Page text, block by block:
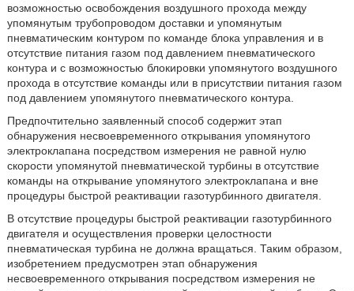
возможностью освобождения воздушного прохода между
упомянутым трубопроводом доставки и упомянутым
пневматическим контуром по команде блока управления и в
отсутствие питания газом под давлением пневматического
контура и с возможностью блокировки упомянутого воздушного
прохода в отсутствие команды или в присутствии питания газом
под давлением упомянутого пневматического контура.
Предпочтительно заявленный способ содержит этап
обнаружения несвоевременного открывания упомянутого
электроклапана посредством измерения не равной нулю
скорости упомянутой пневматической турбины в отсутствие
команды на открывание упомянутого электроклапана и вне
процедуры быстрой реактивации газотурбинного двигателя.
В отсутствие процедуры быстрой реактивации газотурбинного
двигателя и осуществления проверки целостности
пневматическая турбина не должна вращаться. Таким образом,
изобретением предусмотрен этап обнаружения
несвоевременного открывания посредством измерения не